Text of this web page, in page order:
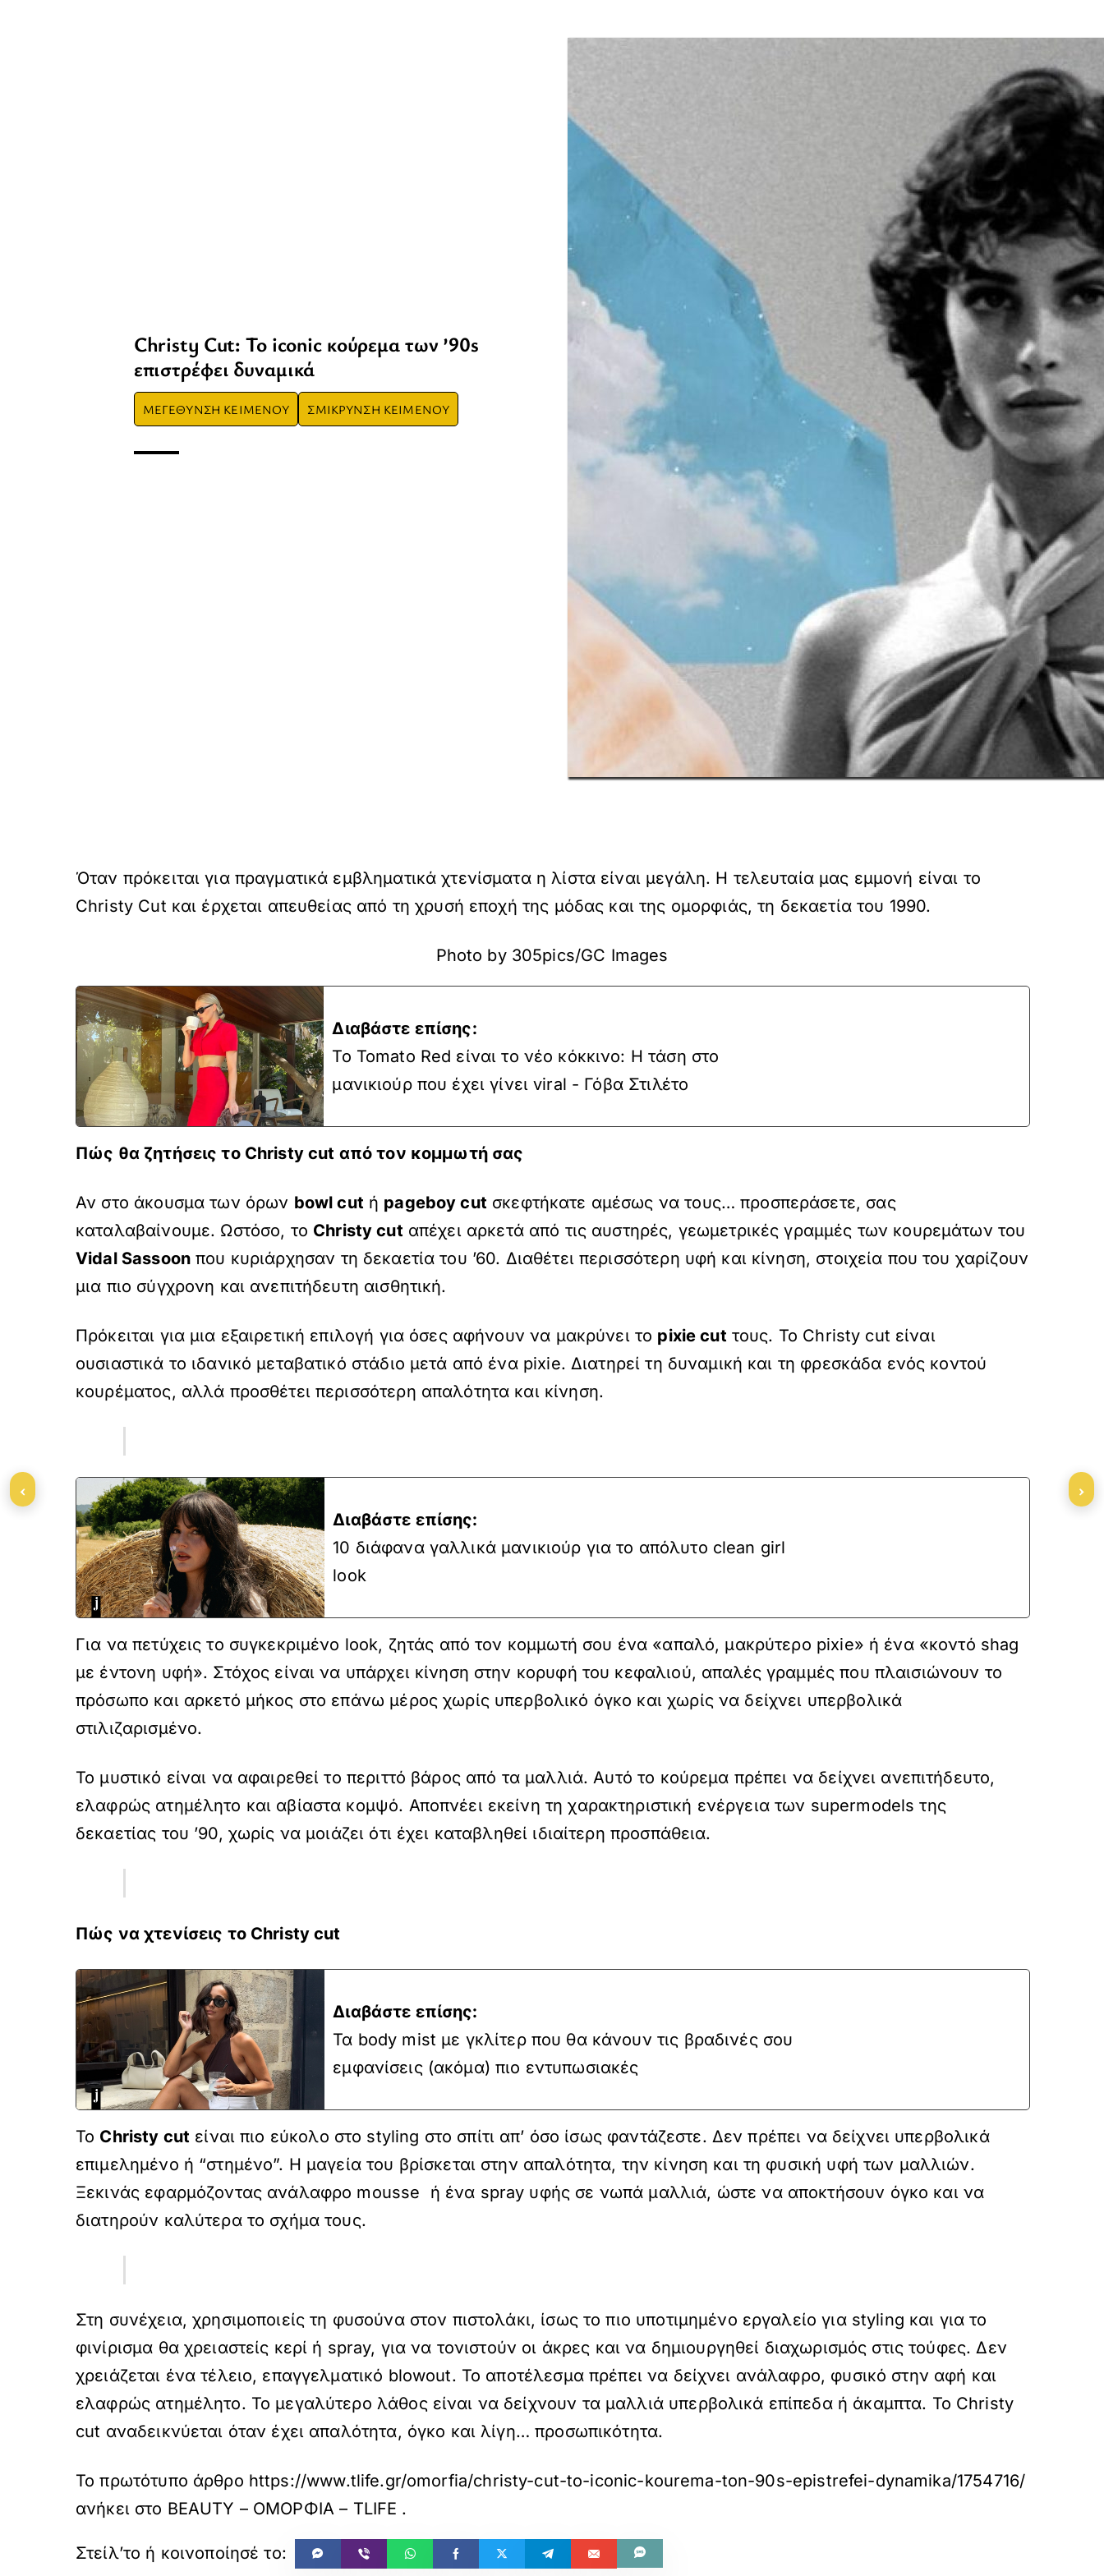
Christy Cut: Το iconic κούρεμα των ’90s
επιστρέφει δυναμικά
ΜΕΓΕΘΥΝΣΗ ΚΕΙΜΕΝΟΥ ΣΜΙΚΡΥΝΣΗ ΚΕΙΜΕΝΟΥ
Όταν πρόκειται για πραγματικά εμβληματικά χτενίσματα η λίστα είναι μεγάλη. Η τελευταία μας εμμονή είναι το
Christy Cut και έρχεται απευθείας από τη χρυσή εποχή της μόδας και της ομορφιάς, τη δεκαετία του 1990.
Photo by 305pics/GC Images
Διαβάστε επίσης:
To Tomato Red είναι το νέο κόκκινο: Η τάση στο
μανικιούρ που έχει γίνει viral - Γόβα Στιλέτο
Πώς θα ζητήσεις το Christy cut από τον κομμωτή σας
Αν στο άκουσμα των όρων bowl cut ή pageboy cut σκεφτήκατε αμέσως να τους… προσπεράσετε, σας
καταλαβαίνουμε. Ωστόσο, το Christy cut απέχει αρκετά από τις αυστηρές, γεωμετρικές γραμμές των κουρεμάτων του
Vidal Sassoonπου κυριάρχησαν τη δεκαετία του ’60. Διαθέτει περισσότερη υφή και κίνηση, στοιχεία που του χαρίζουν
μια πιο σύγχρονη και ανεπιτήδευτη αισθητική.
Πρόκειται για μια εξαιρετική επιλογή για όσες αφήνουν να μακρύνει το pixie cut τους. Το Christy cut είναι
ουσιαστικά το ιδανικό μεταβατικό στάδιο μετά από ένα pixie. Διατηρεί τη δυναμική και τη φρεσκάδα ενός κοντού
κουρέματος, αλλά προσθέτει περισσότερη απαλότητα και κίνηση.
Διαβάστε επίσης:
10 διάφανα γαλλικά μανικιούρ για το απόλυτο clean girl
look
Για να πετύχεις το συγκεκριμένο look, ζητάς από τον κομμωτή σου ένα «απαλό, μακρύτερο pixie» ή ένα «κοντό shag
με έντονη υφή». Στόχος είναι να υπάρχει κίνηση στην κορυφή του κεφαλιού, απαλές γραμμές που πλαισιώνουν το
πρόσωπο και αρκετό μήκος στο επάνω μέρος χωρίς υπερβολικό όγκο και χωρίς να δείχνει υπερβολικά
στιλιζαρισμένο.
Το μυστικό είναι να αφαιρεθεί το περιττό βάρος από τα μαλλιά. Αυτό το κούρεμα πρέπει να δείχνει ανεπιτήδευτο,
ελαφρώς ατημέλητο και αβίαστα κομψό. Αποπνέει εκείνη τη χαρακτηριστική ενέργεια των supermodels της
δεκαετίας του ’90, χωρίς να μοιάζει ότι έχει καταβληθεί ιδιαίτερη προσπάθεια.
Πώς να χτενίσεις το Christy cut
Διαβάστε επίσης:
Τα body mist με γκλίτερ που θα κάνουν τις βραδινές σου
εμφανίσεις (ακόμα) πιο εντυπωσιακές
Το Christy cut είναι πιο εύκολο στο styling στο σπίτι απ’ όσο ίσως φαντάζεστε. Δεν πρέπει να δείχνει υπερβολικά
επιμελημένο ή “στημένο”. Η μαγεία του βρίσκεται στην απαλότητα, την κίνηση και τη φυσική υφή των μαλλιών.
Ξεκινάς εφαρμόζοντας ανάλαφρo mousse ή ένα spray υφής σε νωπά μαλλιά, ώστε να αποκτήσουν όγκο και να
διατηρούν καλύτερα το σχήμα τους.
Στη συνέχεια, χρησιμοποιείς τη φυσούνα στον πιστολάκι, ίσως το πιο υποτιμημένο εργαλείο για styling και για το
φινίρισμα θα χρειαστείς κερί ή spray, για να τονιστούν οι άκρες και να δημιουργηθεί διαχωρισμός στις τούφες. Δεν
χρειάζεται ένα τέλειο, επαγγελματικό blowout. Το αποτέλεσμα πρέπει να δείχνει ανάλαφρο, φυσικό στην αφή και
ελαφρώς ατημέλητο. Το μεγαλύτερο λάθος είναι να δείχνουν τα μαλλιά υπερβολικά επίπεδα ή άκαμπτα. Το Christy
cut αναδεικνύεται όταν έχει απαλότητα, όγκο και λίγη… προσωπικότητα.
Το πρωτότυπο άρθρο https://www.tlife.gr/omorfia/christy-cut-to-iconic-kourema-ton-90s-epistrefei-dynamika/1754716/
ανήκει στο BEAUTY – ΟΜΟΡΦΙΑ – TLIFE .
‹ ›